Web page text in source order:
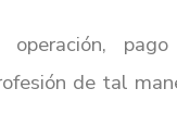
pago
de tal